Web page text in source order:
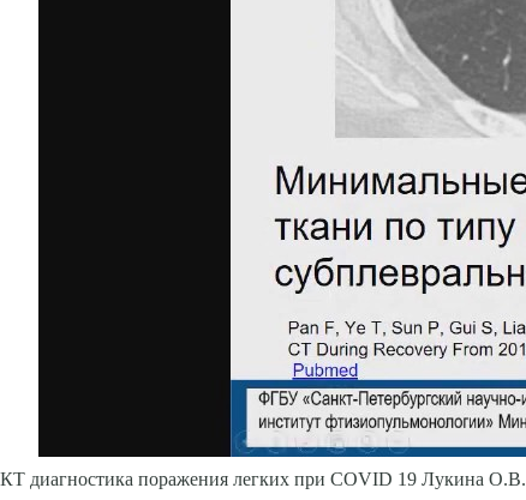
КТ диагностика поражения легких при COVID 19 Лукина О.В.